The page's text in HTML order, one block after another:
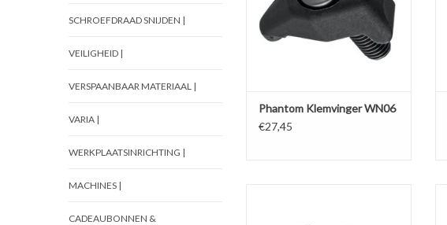
SCHROEFDRAAD SNIJDEN |
VEILIGHEID |
VERSPAANBAAR MATERIAAL |
VARIA |
WERKPLAATSINRICHTING |
MACHINES |
CADEAUBONNEN &
Phantom Klemvinger WN06
€27,45